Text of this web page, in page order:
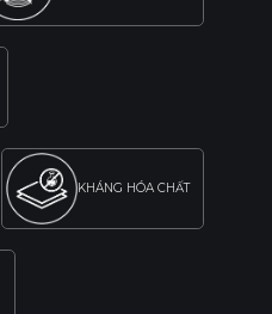
KHÁNG HÓA CHẤT